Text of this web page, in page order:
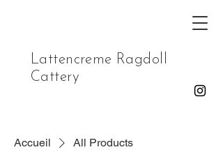
Lattencreme Ragdoll
Cattery
Accueil All Products